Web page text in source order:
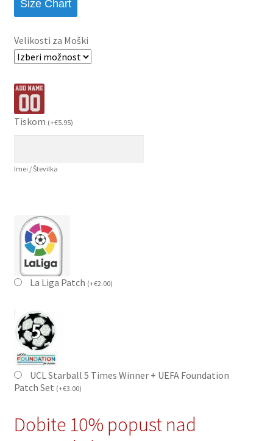
Size Chart
Velikosti za Moški
Tiskom (+€5.95)
Imei / Številka
La Liga Patch (+€2.00)
UCL Starball 5 Times Winner + UEFA Foundation
Patch Set (+€3.00)
Dobite 10% popust nad